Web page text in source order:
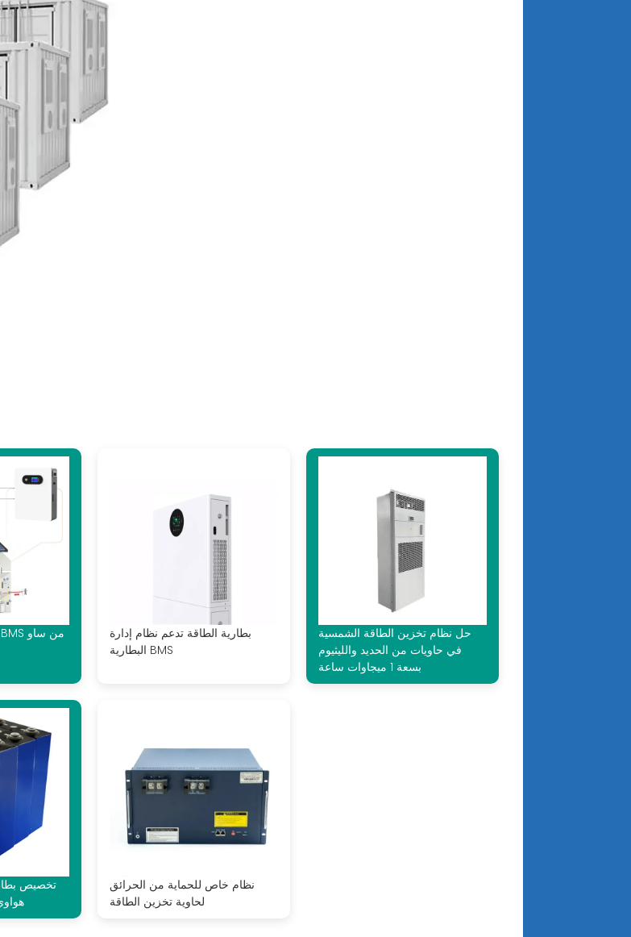
بطارية الطاقة تدعم نظام إدارة
البطارية BMS
حل نظام تخزين الطاقة الشمسية
في حاويات من الحديد والليثيوم
بسعة 1 ميجاوات ساعة
تخصيص
نظام خاص للحماية من الحرائق
لحاوية تخزين الطاقة